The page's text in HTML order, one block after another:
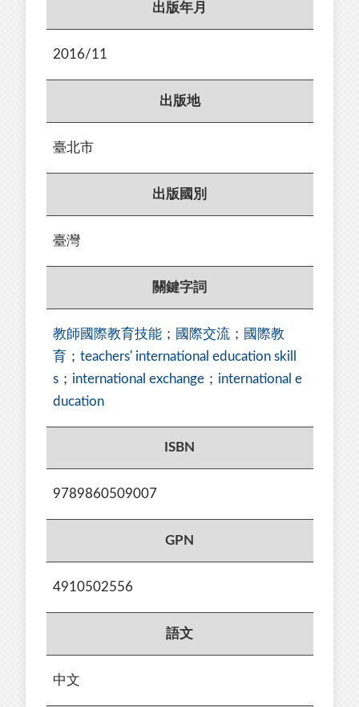
出版年月
2016/11
出版地
臺北市
出版國別
臺灣
關鍵字詞
教師國際教育技能 ； 國際交流 ； 國際教
育 ； teachers' international education skill
s ； international exchange ； international e
ducation
ISBN
9789860509007
GPN
4910502556
語文
中文